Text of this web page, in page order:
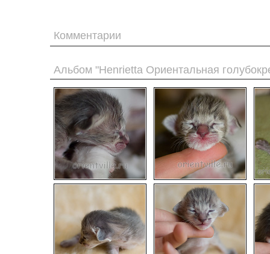
Комментарии
Альбом "Henrietta Ориентальная